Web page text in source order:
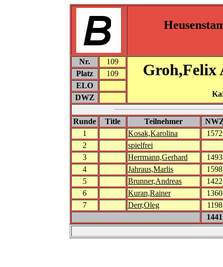
Nr. 109 Groh,Felix
Platz
109
ELO
DWZ
Runde Title Teilnehmer
1
Kosak,Karolina
1572
2
spielfrei
3
Herrmann,Gerhard
1493
4
Jahraus,Marlis
1598
5
Brunner,Andreas
1422
6
Kuran,Rainer
1360
7
Derr,Oleg
1198
1441